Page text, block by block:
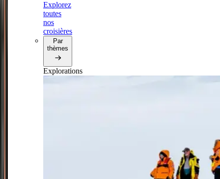
Explorez
toutes
nos
croisières
Par
thèmes
Explorations